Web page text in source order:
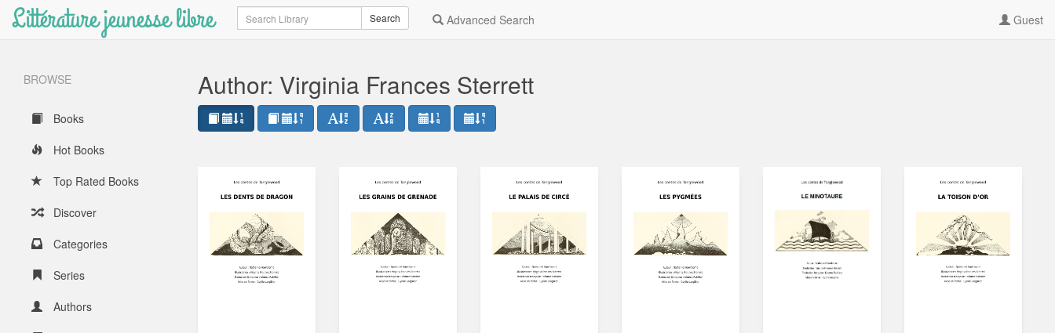
Littérature jeunesse libre Search Search Advanced Search Guest
BROWSE
Books
Hot Books
Top Rated Books
Discover
Categories
Series
Authors
Author: Virginia Frances Sterrett